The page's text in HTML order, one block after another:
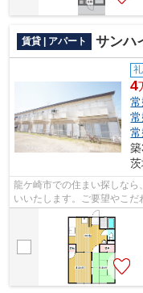
賃貸 | アパート サンハ
4
龍ケ崎市での住まい探しな
いいたします。ご要望やこ
to.co.jpにてお申し付け下さ